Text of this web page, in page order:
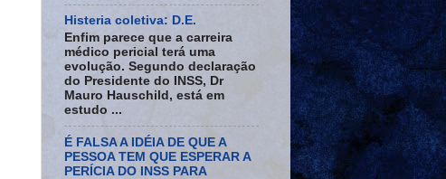
Histeria coletiva: D.E.
Enfim parece que a carreira
médico pericial terá uma
evolução. Segundo declaração
do Presidente do INSS, Dr
Mauro Hauschild, está em
estudo ...
É FALSA A IDÉIA DE QUE A
PESSOA TEM QUE ESPERAR A
PERÍCIA DO INSS PARA